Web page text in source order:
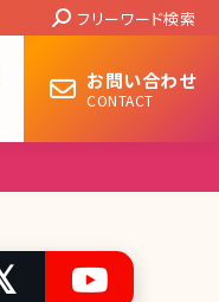
Search:
フリーワード検索
お問い合わせ
CONTACT